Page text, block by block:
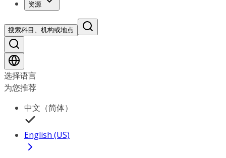
资源
搜索科目、机构或地点
选择语言
为您推荐
中文（简体）
English (US)